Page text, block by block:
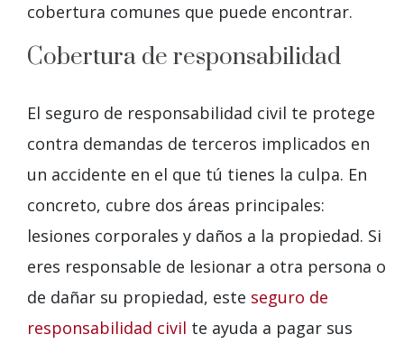
cobertura comunes que puede encontrar.
Cobertura de responsabilidad
El seguro de responsabilidad civil te protege
contra demandas de terceros implicados en
un accidente en el que tú tienes la culpa. En
concreto, cubre dos áreas principales:
lesiones corporales y daños a la propiedad. Si
eres responsable de lesionar a otra persona o
de dañar su propiedad, este seguro de
responsabilidad civil te ayuda a pagar sus